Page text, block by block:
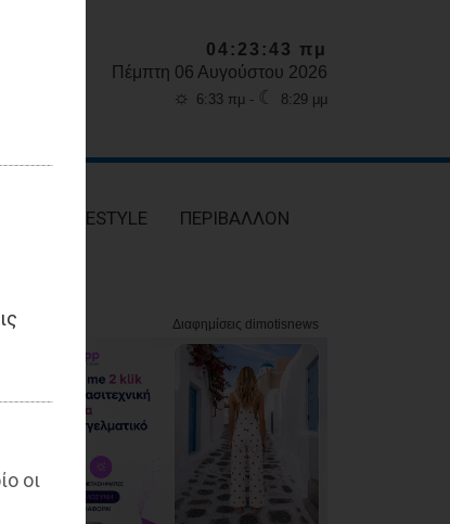
οι
04:23:45 πμ
Πέμπτη 06 Αυγούστου 2026
☼ 6:33 πμ - ☾ 8:29 μμ
LIFESTYLE ΠΕΡΙΒΑΛΛΟΝ